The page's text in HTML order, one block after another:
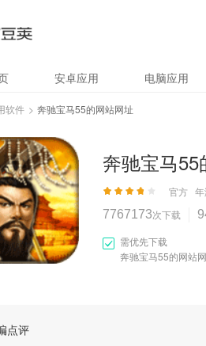
安卓应用 电脑应用
软件 > 奔驰宝马55的网站网址
奔驰宝马
官方
7767173次下载
需优先下载
奔驰宝马55的网站
点评